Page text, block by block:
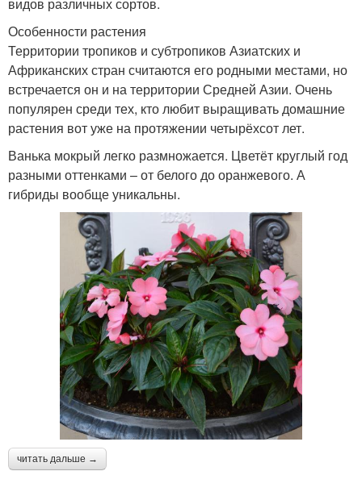
видов различных сортов.
Особенности растения
Территории тропиков и субтропиков Азиатских и
Африканских стран считаются его родными местами, но
встречается он и на территории Средней Азии. Очень
популярен среди тех, кто любит выращивать домашние
растения вот уже на протяжении четырёхсот лет.
Ванька мокрый легко размножается. Цветёт круглый год
разными оттенками – от белого до оранжевого. А
гибриды вообще уникальны.
читать дальше →